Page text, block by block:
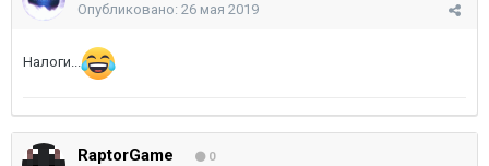
Опубликовано: 26 мая 2019
Налоги...
RaptorGame 0